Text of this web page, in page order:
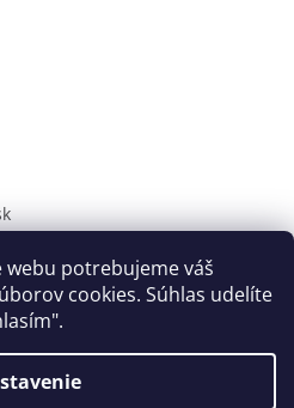
potrebujeme váš
cookies. Súhlas udelíte
vyberovekoupelny/
Shoptet